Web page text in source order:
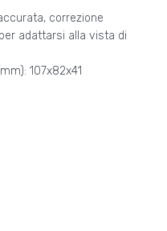
correzione
adattarsi alla vista di
107x82x41